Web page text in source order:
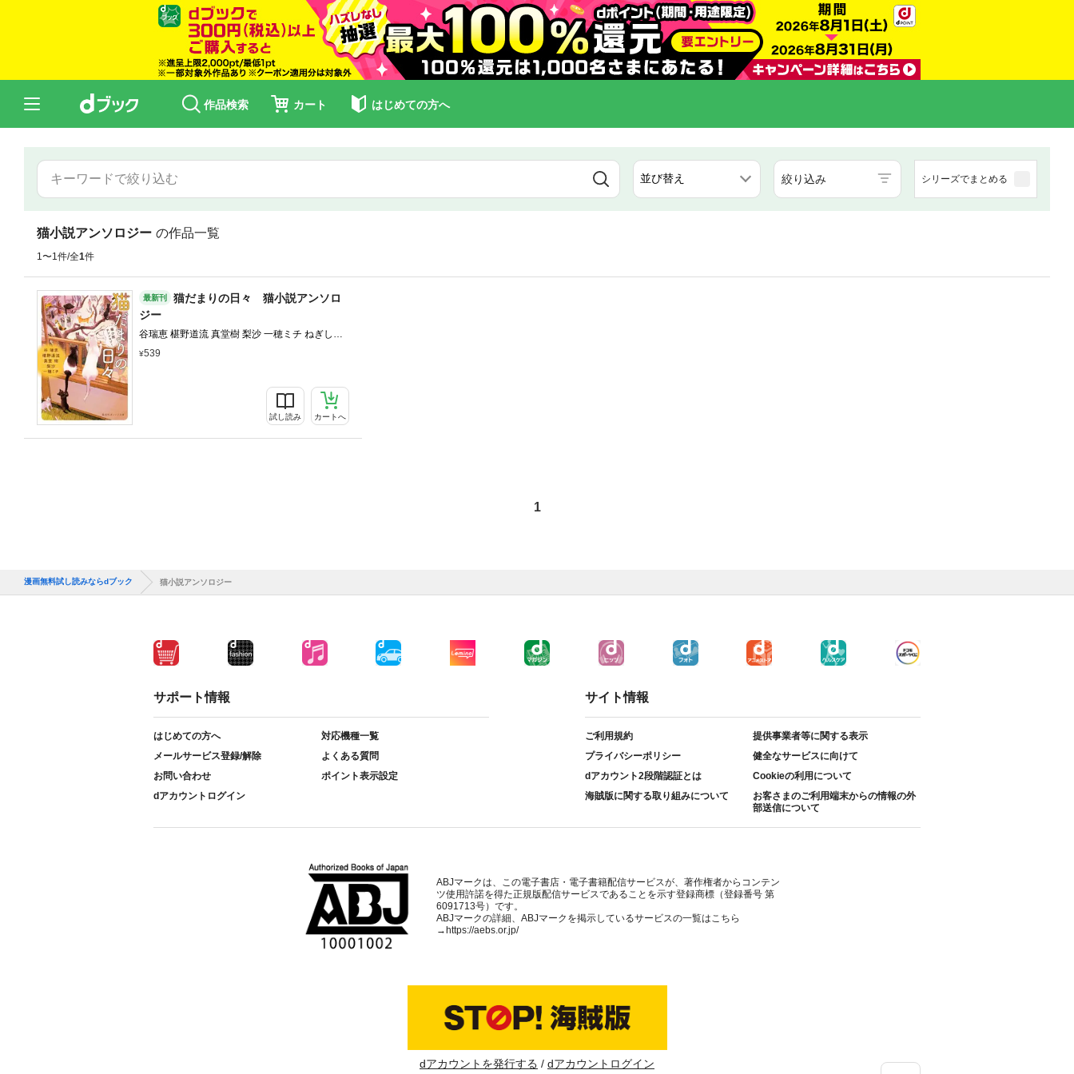
作品検索 カート はじめての方へ
絞り込み シリーズでまとめる
猫小説アンソロジー の作品一覧
1〜1件/全1件
最新刊
猫だまりの日々 猫小説アンソロ
ジー
谷瑞恵 椹野道流 真堂樹 梨沙 一穂ミチ ねぎしき
ょうこ
539
試し読み カートへ
1
漫画無料試し読みならdブック 猫小説アンソロジー
サポート情報
はじめての方へ
対応機種一覧
メールサービス登録/解除
よくある質問
お問い合わせ
ポイント表示設定
dアカウントログイン
サイト情報
ご利用規約
提供事業者等に関する表示
プライバシーポリシー
健全なサービスに向けて
dアカウント2段階認証とは
Cookieの利用について
海賊版に関する取り組みについて
お客さまのご利用端末からの情報の外
部送信について
ABJマークは、この電子書店・電子書籍配信サービスが、著作権者からコンテン
ツ使用許諾を得た正規版配信サービスであることを示す登録商標（登録番号 第
6091713号）です。
ABJマークの詳細、ABJマークを掲示しているサービスの一覧はこちら
→https://aebs.or.jp/
dアカウントを発行する dアカウントログイン